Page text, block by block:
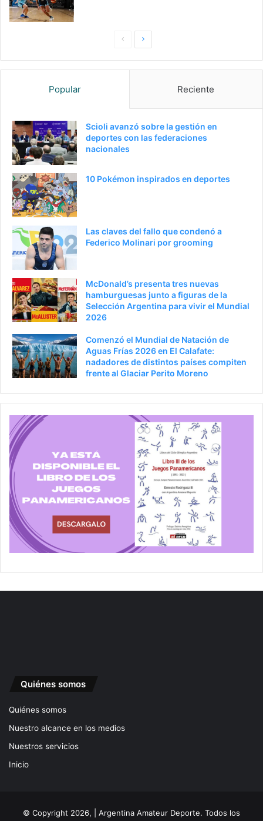
PaginaSiguiente
Popular Reciente
Scioli avanzó sobre la gestión en
deportes con las federaciones
nacionales
10 Pokémon inspirados en deportes
Las claves del fallo que condenó a
Federico Molinari por grooming
McDonald’s presenta tres nuevas
hamburguesas junto a figuras de la
Selección Argentina para vivir el Mundial
2026
Comenzó el Mundial de Natación de
Aguas Frías 2026 en El Calafate:
nadadores de distintos países compiten
frente al Glaciar Perito Moreno
Quiénes somos
Quiénes somos
Nuestro alcance en los medios
Nuestros servicios
Inicio
© Copyright 2026, | Argentina Amateur Deporte. Todos los